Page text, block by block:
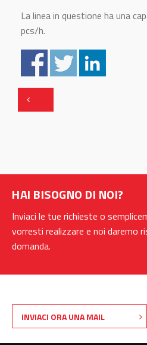
La linea in questione ha una
pcs/h.
HAI BISOGNO DI NOI?
Inviaci le tue richieste o
vorresti realizzare e noi daremo
domanda.
INVIACI ORA UNA MAIL